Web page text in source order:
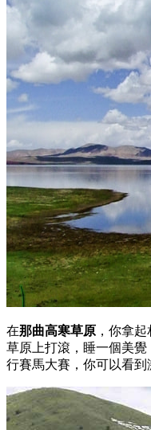
在那曲高寒草原 ，你拿
草原上打滾，睡一個美
行賽馬大賽，你可以看到